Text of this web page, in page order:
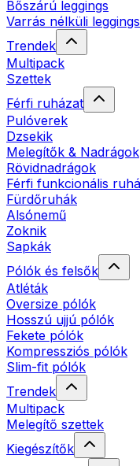
Bőszárú leggings
Varrás nélküli leggings
Trendek
Multipack
Szettek
Férfi ruházat
Pulóverek
Dzsekik
Melegítők & Nadrágok
Rövidnadrágok
Férfi funkcionális
Fürdőruhák
Alsónemű
Zoknik
Sapkák
Pólók és felsők
Atléták
Oversize pólók
Hosszú ujjú pólók
Fekete pólók
Kompressziós pólók
Slim-fit pólók
Trendek
Multipack
Melegítő szettek
Kiegészítők